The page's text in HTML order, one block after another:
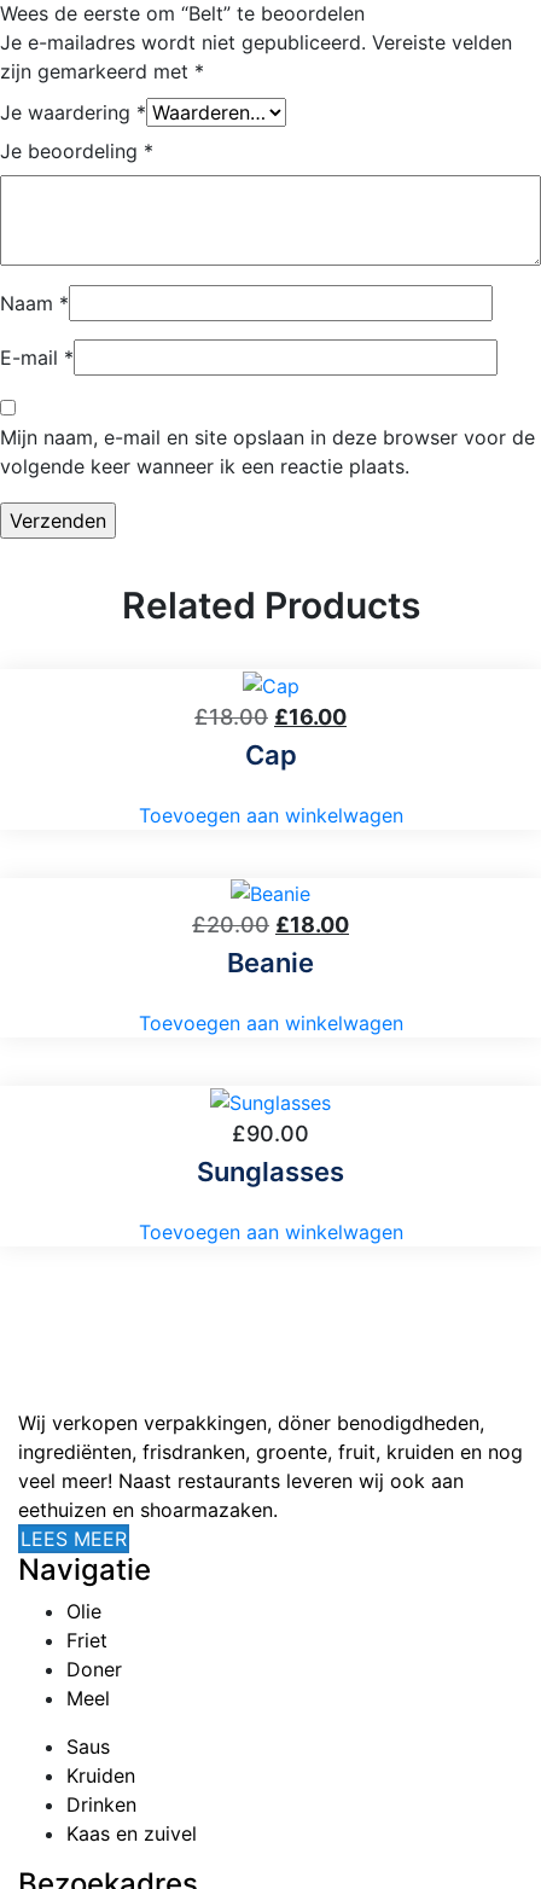
Wees de eerste om “Belt” te beoordelen
Je e-mailadres wordt niet gepubliceerd. Vereiste velden
zijn gemarkeerd met *
Je waardering *
Je beoordeling *
Naam *
E-mail *
Mijn naam, e-mail en site opslaan in deze browser voor de
volgende keer wanneer ik een reactie plaats.
Related Products
£18.00 Oorspronkelijke
prijs
£18.00.
£16.00Huidige
£16.00.
Cap
Toevoegen aan winkelwagen
£20.00 Oorspronkelijke
prijs
£20.00.
£18.00Huidige
£18.00.
Beanie
Toevoegen aan winkelwagen
£90.00
Sunglasses
Toevoegen aan winkelwagen
Wij verkopen verpakkingen, döner benodigdheden,
ingrediënten, frisdranken, groente, fruit, kruiden en nog
veel meer! Naast restaurants leveren wij ook aan
eethuizen en shoarmazaken.
LEES MEER
Navigatie
Olie
Friet
Doner
Meel
Saus
Kruiden
Drinken
Kaas en zuivel